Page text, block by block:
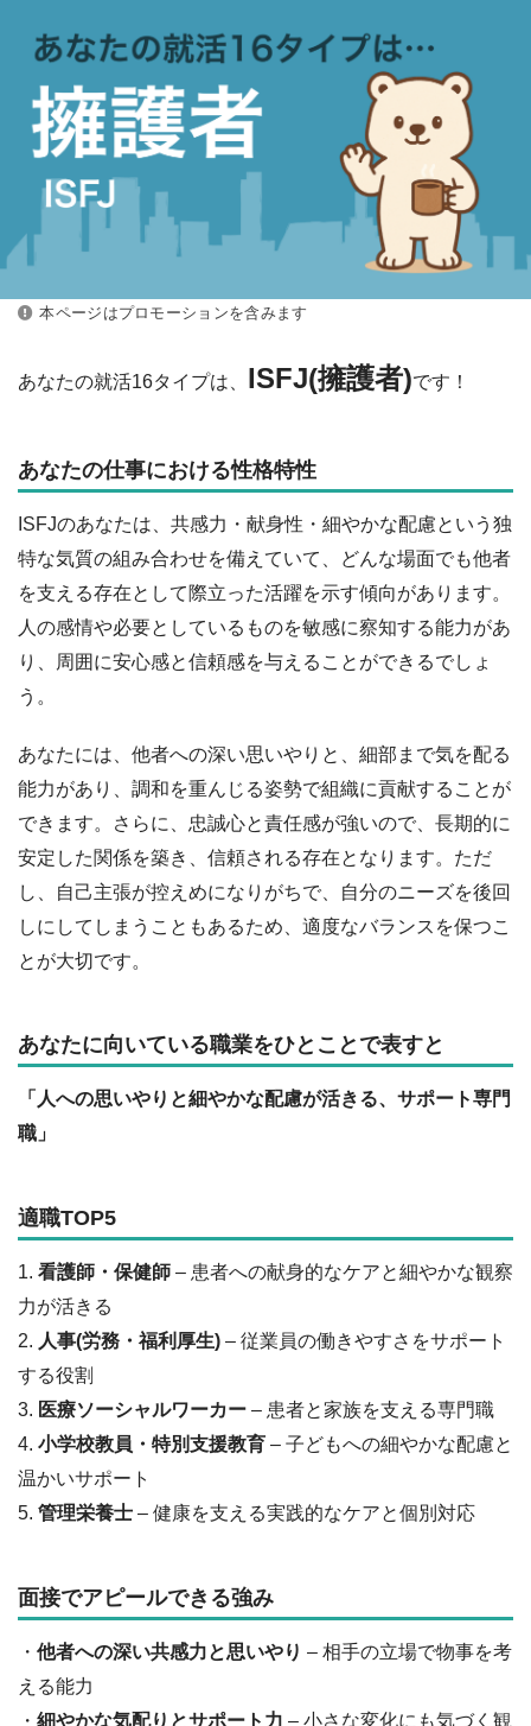
本ページはプロモーションを含みます
あなたの就活16タイプは、 ISFJ(擁護者)です！
あなたの仕事における性格特性
ISFJのあなたは、共感力・献身性・細やかな配慮という独
特な気質の組み合わせを備えていて、どんな場面でも他者
を支える存在として際立った活躍を示す傾向があります。
人の感情や必要としているものを敏感に察知する能力があ
り、周囲に安心感と信頼感を与えることができるでしょ
う。
あなたには、他者への深い思いやりと、細部まで気を配る
能力があり、調和を重んじる姿勢で組織に貢献することが
できます。さらに、忠誠心と責任感が強いので、長期的に
安定した関係を築き、信頼される存在となります。ただ
し、自己主張が控えめになりがちで、自分のニーズを後回
しにしてしまうこともあるため、適度なバランスを保つこ
とが大切です。
あなたに向いている職業をひとことで表すと
「人への思いやりと細やかな配慮が活きる、サポート専門
職」
適職TOP5
1. 看護師・保健師 – 患者への献身的なケアと細やかな観察
力が活きる
2. 人事(労務・福利厚生) – 従業員の働きやすさをサポート
する役割
3. 医療ソーシャルワーカー – 患者と家族を支える専門職
4. 小学校教員・特別支援教育 – 子どもへの細やかな配慮と
温かいサポート
5. 管理栄養士 – 健康を支える実践的なケアと個別対応
面接でアピールできる強み
・ 他者への深い共感力と思いやり – 相手の立場で物事を考
える能力
・ 細やかな気配りとサポート力 – 小さな変化にも気づく観